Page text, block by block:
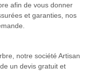
afin de vous donner
et garanties, nos
notre société Artisan
un devis gratuit et